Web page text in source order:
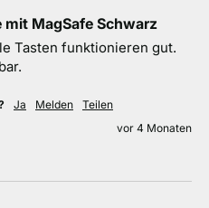
mit MagSafe Schwarz
Tasten funktionieren gut.
Ja Melden
Teilen
vor 4 Monaten